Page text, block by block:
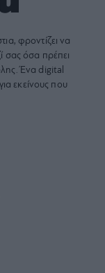
, φροντίζει να
σας όσα πρέπει
Ένα digital
εκείνους που